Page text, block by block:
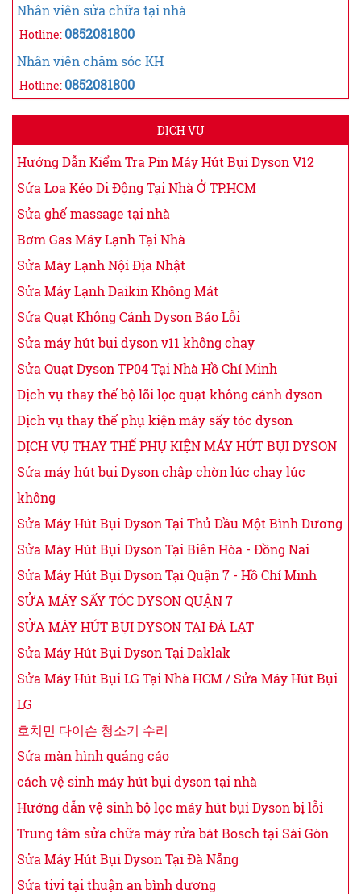
Nhân viên sửa chữa tại nhà
Hotline: 0852081800
Nhân viên chăm sóc KH
Hotline: 0852081800
DỊCH VỤ
Hướng Dẫn Kiểm Tra Pin Máy Hút Bụi Dyson V12
Sửa Loa Kéo Di Động Tại Nhà Ở TP.HCM
Sửa ghế massage tại nhà
Bơm Gas Máy Lạnh Tại Nhà
Sửa Máy Lạnh Nội Địa Nhật
Sửa Máy Lạnh Daikin Không Mát
Sửa Quạt Không Cánh Dyson Báo Lỗi
Sửa máy hút bụi dyson v11 không chạy
Sửa Quạt Dyson TP04 Tại Nhà Hồ Chí Minh
Dịch vụ thay thế bộ lõi lọc quạt không cánh dyson
Dịch vụ thay thế phụ kiện máy sấy tóc dyson
DỊCH VỤ THAY THẾ PHỤ KIỆN MÁY HÚT BỤI DYSON
Sửa máy hút bụi Dyson chập chờn lúc chạy lúc
không
Sửa Máy Hút Bụi Dyson Tại Thủ Dầu Một Bình Dương
Sửa Máy Hút Bụi Dyson Tại Biên Hòa - Đồng Nai
Sửa Máy Hút Bụi Dyson Tại Quận 7 - Hồ Chí Minh
SỬA MÁY SẤY TÓC DYSON QUẬN 7
SỬA MÁY HÚT BỤI DYSON TẠI ĐÀ LẠT
Sửa Máy Hút Bụi Dyson Tại Daklak
Sửa Máy Hút Bụi LG Tại Nhà HCM / Sửa Máy Hút Bụi
LG
호치민 다이슨 청소기 수리
Sửa màn hình quảng cáo
cách vệ sinh máy hút bụi dyson tại nhà
Hướng dẫn vệ sinh bộ lọc máy hút bụi Dyson bị lỗi
Trung tâm sửa chữa máy rửa bát Bosch tại Sài Gòn
Sửa Máy Hút Bụi Dyson Tại Đà Nẵng
Sửa tivi tại thuận an bình dương